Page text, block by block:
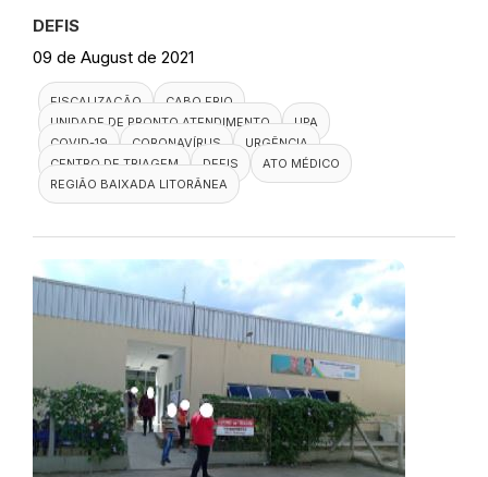
DEFIS
09 de August de 2021
FISCALIZAÇÃO
CABO FRIO
UNIDADE DE PRONTO ATENDIMENTO
UPA
COVID-19
CORONAVÍRUS
URGÊNCIA
CENTRO DE TRIAGEM
DEFIS
ATO MÉDICO
REGIÃO BAIXADA LITORÂNEA